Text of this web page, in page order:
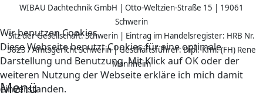
WIBAU Dachtechnik GmbH | Otto-Weltzien-Straße 15 | 19061
Schwerin
Sitz der Gesellschaft: Schwerin | Eintrag im Handelsregister: HRB Nr.
5823 / Amtsgericht Schwerin | Geschäftsführer: Dipl.-Kfm. (FH) Rene
Mannheim
Menü
Wir benutzen Cookies
Diese Webseite benutzt Cookies für eine optimale
Darstellung und Benutzung. Mit Klick auf OK oder der
weiteren Nutzung der Webseite erkläre ich mich damit
einverstanden.